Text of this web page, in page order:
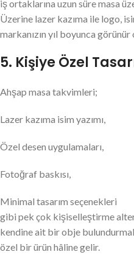
iş ortaklarına uzun süre masa
Üzerine lazer kazıma ile logo,
markanızın yıl boyunca görünür
5. Kişiye Özel
Ahşap masa takvimleri;
Lazer kazıma isim yazımı,
Özel desen uygulamaları,
Fotoğraf baskısı,
Minimal tasarım seçenekleri
gibi pek çok kişiselleştirme
kendine ait bir obje
özel bir ürün hâline gelir.